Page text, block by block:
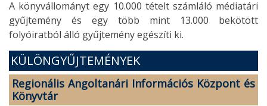
A könyvállományt egy 10.000 tételt számláló médiatári
gyűjtemény és egy több mint 13.000 bekötött
folyóiratból álló gyűjtemény egészíti ki.
KÜLÖNGYŰJTEMÉNYEK
Regionális Angoltanári Információs Központ és
Könyvtár